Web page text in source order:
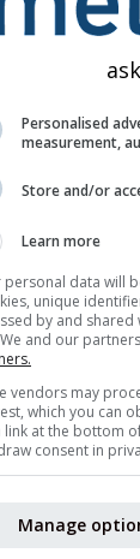
Personalised
measurement,
Store and/or
Learn more
personal data will
unique
by and
and our
vendors may
which you can
link at the bottom
consent in
Manage